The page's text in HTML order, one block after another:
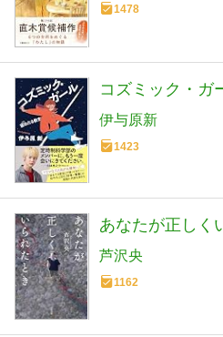
1478
コズミック・ガ
伊与原新
1423
あなたが正しく
芦沢央
1162